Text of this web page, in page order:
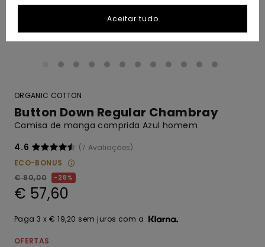
ORGANIC COTTON
Button Down Regular Chambray
Camisa de manga comprida Azul homem
4.6
(7 Avaliações)
ECO-BONUS
€ 80,00
28%
€ 57,60
Paga 3 x € 19,20 sem juros com a
OFERTAS
Aceitar tudo